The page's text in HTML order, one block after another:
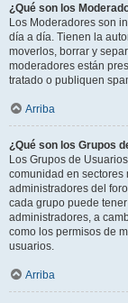
¿Qué son los
Los Moderadores son
día a día. Tienen la
moverlos, borrar y
moderadores están
tratado o publiquen
Arriba
¿Qué son los Grupos
Los Grupos de
comunidad en
administradores del
cada grupo puede
administradores, a
como los permisos de
usuarios.
Arriba